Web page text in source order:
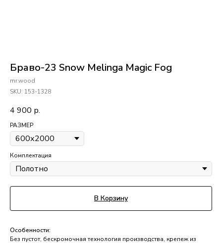
Браво-23 Snow Melinga Magic Fog
mr.wood
SKU: 153-1328
4 900 р.
РАЗМЕР
Комплектация
В Корзину
Особенности:
Без пустот, бескромочная технология производства, крепеж из